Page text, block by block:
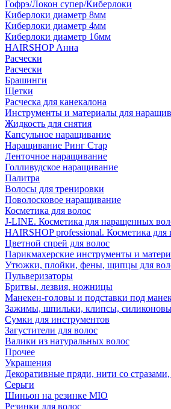
Гофрэ/Локон супер/Киберлоки
Киберлоки диаметр 8мм
Киберлоки диаметр 4мм
Киберлоки диаметр 16мм
HAIRSHOP Анна
Расчески
Расчески
Брашинги
Щетки
Расческа для канекалона
Инструменты и материалы для
Жидкость для снятия
Капсульное наращивание
Наращивание Ринг Стар
Ленточное наращивание
Голливудское наращивание
Палитра
Волосы для тренировки
Поволосковое наращивание
Косметика для волос
J-LINE. Косметика для наращенных
HAIRSHOP professional. Косметика для
Цветной спрей для волос
Парикмахерские инструменты и
Утюжки, плойки, фены, щипцы для
Пульверизаторы
Бритвы, лезвия, ножницы
Манекен-головы и подставки под
Зажимы, шпильки, клипсы,
Сумки для инструментов
Загустители для волос
Валики из натуральных волос
Прочее
Украшения
Декоративные пряди, нити со
Серьги
Шиньон на резинке MIO
Резинки для волос